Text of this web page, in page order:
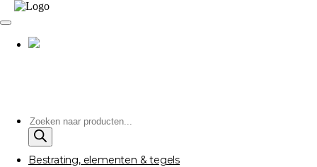
Producten
zoeken
Bestrating, elementen & tegels